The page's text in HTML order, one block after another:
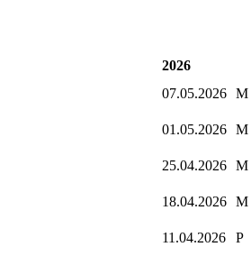
2026
07.05.2026 M
01.05.2026 M
25.04.2026 M
18.04.2026 M
11.04.2026
P